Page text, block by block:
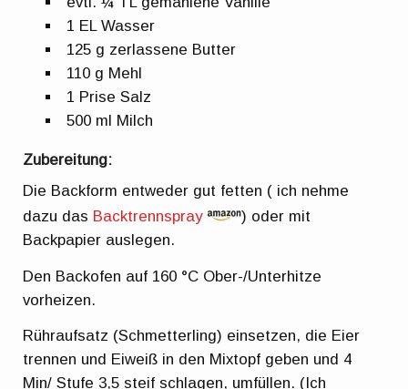
1 EL Wasser
125 g zerlassene Butter
110 g Mehl
1 Prise Salz
500 ml Milch
Zubereitung:
Die Backform entweder gut fetten ( ich nehme
dazu das Backtrennspray
) oder mit
Backpapier auslegen.
Den Backofen auf 160 °C Ober-/Unterhitze
vorheizen.
Rühraufsatz (Schmetterling) einsetzen, die Eier
trennen und Eiweiß in den Mixtopf geben und 4
Min/ Stufe 3,5 steif schlagen, umfüllen. (Ich